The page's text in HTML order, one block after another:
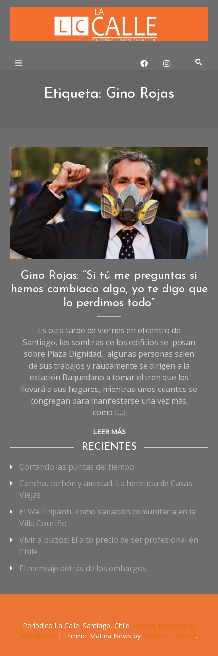
Skip
Etiqueta: Gino Rojas
Crónicas,
Crónicas
de
Gino Rojas: “Si tú me preguntas si
hemos cambiado algo, yo te digo que
lo perdimos todo”
Es otra tarde de viernes en el centro de
Santiago, las sombras de los edificios se posan
sobre Plaza Dignidad, algunas personas salen
de sus trabajos y raudamente se dirigen a la
estación Baquedano a tomar el tren que los
llevará a sus hogares, mientras unos cuantos se
congregan para manifestarse una vez más,
como […]
LEER MÁS
RECIENTES
Cortando las puntas del tiempo
Cancha, carbón y amistad: La herencia de Casas
Viejas
El We Tripantu como sanación comunitaria en la
Villa Cousiño
Vivir a plazos: El alto precio de ser profesional en
Chile
El mensaje detrás de los embargos
Periódico La Calle. Santiago, Chile. Proudly powered by
WordPress | Theme: Matina News by Mystery Themes.